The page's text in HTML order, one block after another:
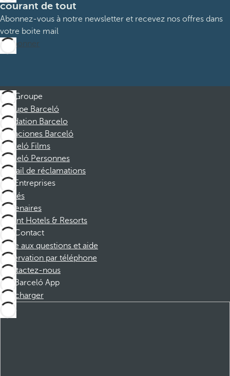
courant de tout
Abonnez-vous à notre newsletter et recevez nos offres dans
votre boite mail
M’abonner
Groupe
Groupe Barceló
Fondation Barcelo
Vacaciones Barceló
Barceló Films
Barceló Personnes
Portail de réclamations
Entreprises
Affiliés
Partenaires
Dorint Hotels & Resorts
Contact
Foire aux questions et aide
Réservation par téléphone
Contactez-nous
Barceló App
Télécharger